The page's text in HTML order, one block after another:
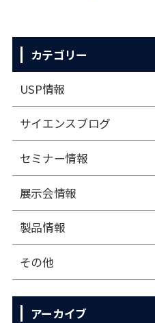
カテゴリー
USP情報
サイエンスブログ
セミナー情報
展⽰会情報
製品情報
その他
アーカイブ